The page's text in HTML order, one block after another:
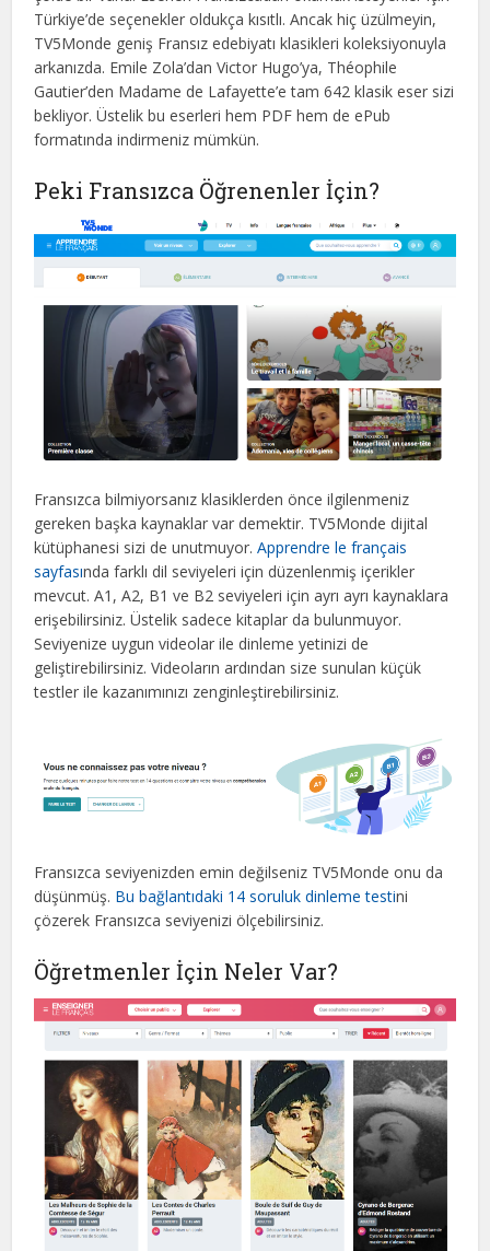
Türkiye’de seçenekler oldukça kısıtlı. Ancak hiç üzülmeyin,
TV5Monde geniş Fransız edebiyatı klasikleri koleksiyonuyla
arkanızda. Emile Zola’dan Victor Hugo’ya, Théophile
Gautier’den Madame de Lafayette’e tam 642 klasik eser sizi
bekliyor. Üstelik bu eserleri hem PDF hem de ePub
formatında indirmeniz mümkün.
Peki Fransızca Öğrenenler İçin?
Fransızca bilmiyorsanız klasiklerden önce ilgilenmeniz
gereken başka kaynaklar var demektir. TV5Monde dijital
kütüphanesi sizi de unutmuyor.Apprendre le français
sayfasında farklı dil seviyeleri için düzenlenmiş içerikler
mevcut. A1, A2, B1 ve B2 seviyeleri için ayrı ayrı kaynaklara
erişebilirsiniz. Üstelik sadece kitaplar da bulunmuyor.
Seviyenize uygun videolar ile dinleme yetinizi de
geliştirebilirsiniz. Videoların ardından size sunulan küçük
testler ile kazanımınızı zenginleştirebilirsiniz.
Fransızca seviyenizden emin değilseniz TV5Monde onu da
düşünmüş. Bu bağlantıdaki 14 soruluk dinleme testini
çözerek Fransızca seviyenizi ölçebilirsiniz.
Öğretmenler İçin Neler Var?